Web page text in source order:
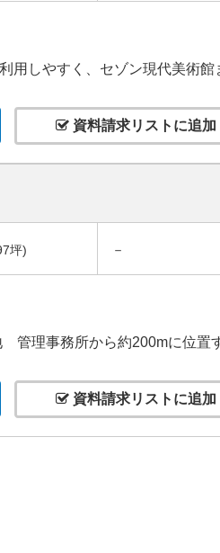
用しやすく、セゾン現代美術
資料請求リストに追加
坪) －
理事務所から約200mに位置
資料請求リストに追加